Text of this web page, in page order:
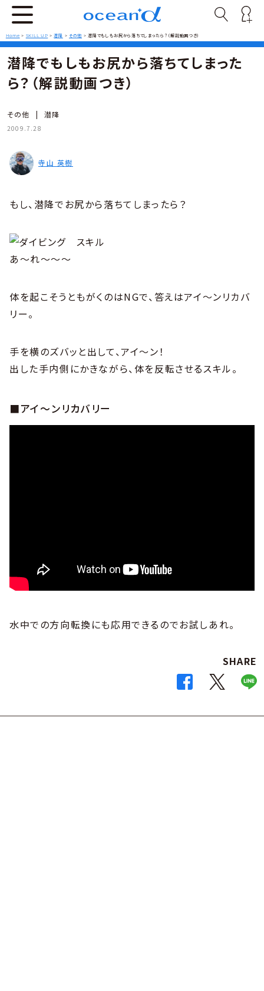
Home > SKILL UP >潜降 > その他 >潜降でもしもお尻から落ちてしまったら？（解説動画つき）
潜降でもしもお尻から落ちてしまった
ら？（解説動画つき）
その他 | 潜降
2009.7.28
寺山 英樹
もし、潜降でお尻から落ちてしまったら？
あ〜れ〜〜〜
体を起こそうともがくのはNGで、答えはアイ〜ンリカバ
リー。
手を横のズバッと出して、アイ〜ン！
出した手内側にかきながら、体を反転させるスキル。
■アイ〜ンリカバリー
水中での方向転換にも応用できるのでお試しあれ。
SHARE